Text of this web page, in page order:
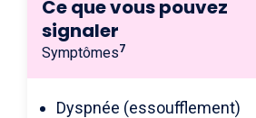
Ce que vous pouvez
signaler
Symptômes7
Dyspnée (essoufflement)